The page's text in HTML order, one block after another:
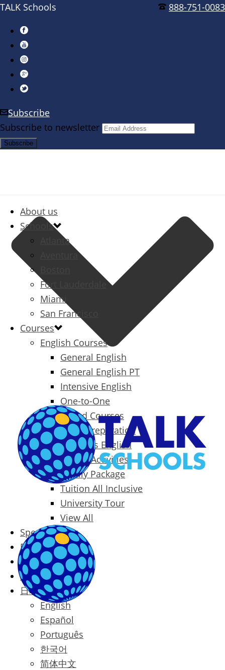
888-751-0083
TALK Schools
Subscribe
Subscribe to newsletter
About us
Schools
Atlanta
Aventura
Fort Lauderdale
Miami
San Francisco
Courses
English Courses
General English
General English PT
Intensive English
One-to-One
Specialized Courses
Exam Preparation
Business English
Packages & Activities
Family Package
Tuition All Inclusive
University Tour
View All
Special Offers
Prices
Blog
Contact
日本語
English
Español
Português
한국어
简体中文